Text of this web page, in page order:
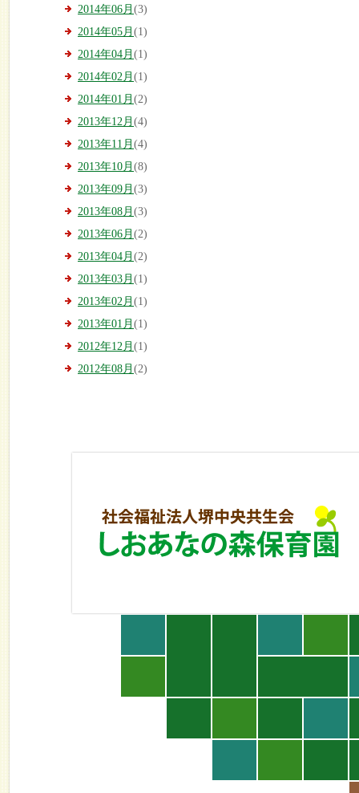
2014年06月 (3)
2014年05月 (1)
2014年04月 (1)
2014年02月 (1)
2014年01月 (2)
2013年12月 (4)
2013年11月 (4)
2013年10月 (8)
2013年09月 (3)
2013年08月 (3)
2013年06月 (2)
2013年04月 (2)
2013年03月 (1)
2013年02月 (1)
2013年01月 (1)
2012年12月 (1)
2012年08月 (2)